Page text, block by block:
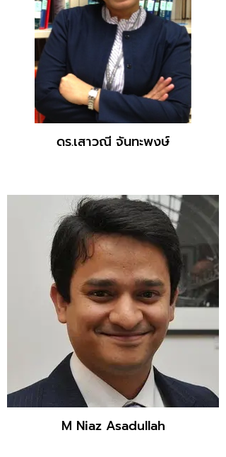
ดร.เสาวณี จันทะพงษ์
M Niaz Asadullah